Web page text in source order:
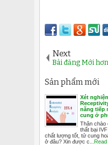
Next
Bài đăng Mới hơn
Sản phẩm mới
Xét
năng tiếp
cung ở
Thân chào
thất bại
chất lượng tốt, tử cung
ở đâu? Xin được c...